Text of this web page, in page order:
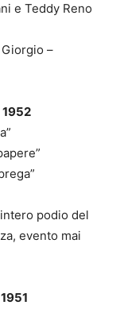
e Teddy Reno
–
podio del
evento mai